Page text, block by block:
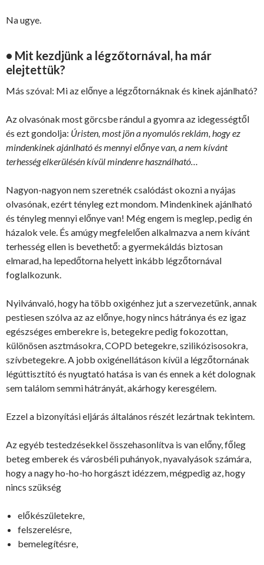
Na ugye.
• Mit kezdjünk a légzőtornával, ha már
elejtettük?
Más szóval: Mi az előnye a légzőtornáknak és kinek ajánlható?
Az olvasónak most görcsbe rándul a gyomra az idegességtől
és ezt gondolja: Úristen, most jön a nyomulós reklám, hogy ez
mindenkinek ajánlható és mennyi előnye van, a nem kívánt
terhesség elkerülésén kívül mindenre használható…
Nagyon-nagyon nem szeretnék csalódást okozni a nyájas
olvasónak, ezért tényleg ezt mondom. Mindenkinek ajánlható
és tényleg mennyi előnye van! Még engem is meglep, pedig én
házalok vele. És amúgy megfelelően alkalmazva a nem kívánt
terhesség ellen is bevethető: a gyermekáldás biztosan
elmarad, ha lepedőtorna helyett inkább légzőtornával
foglalkozunk.
Nyilvánvaló, hogy ha több oxigénhez jut a szervezetünk, annak
pestiesen szólva az az előnye, hogy nincs hátránya és ez igaz
egészséges emberekre is, betegekre pedig fokozottan,
különösen asztmásokra, COPD betegekre, szilikózisosokra,
szívbetegekre. A jobb oxigénellátáson kívül a légzőtornának
légúttisztító és nyugtató hatása is van és ennek a két dolognak
sem találom semmi hátrányát, akárhogy keresgélem.
Ezzel a bizonyítási eljárás általános részét lezártnak tekintem.
Az egyéb testedzésekkel összehasonlítva is van előny, főleg
beteg emberek és városbéli puhányok, nyavalyások számára,
hogy a nagy ho-ho-ho horgászt idézzem, mégpedig az, hogy
nincs szükség
előkészületekre,
felszerelésre,
bemelegítésre,